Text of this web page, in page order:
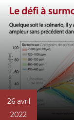
26 avril
2022